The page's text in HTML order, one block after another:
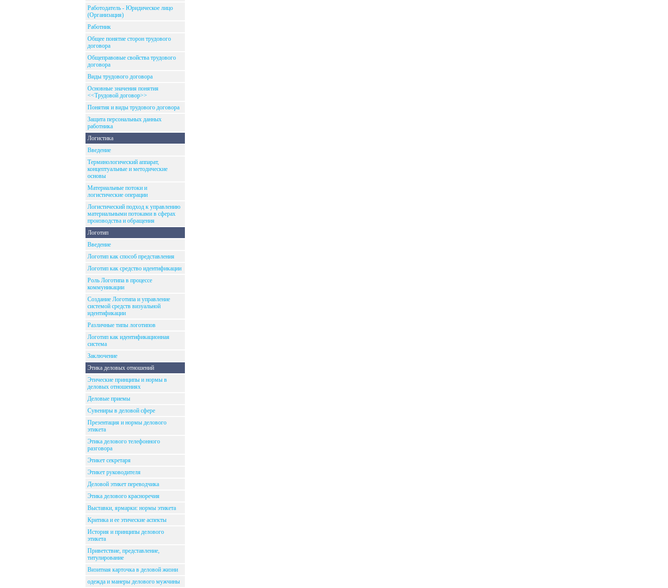
Работодатель - Юридическое лицо
(Организация)
Работник
Общее понятие сторон трудового
договора
Общеправовые свойства трудового
договора
Виды трудового договора
Основные значения понятия
<<Трудовой договор>>
Понятия и виды трудового договора
Защита персональных данных
работника
Логистика
Введение
Терминологический аппарат,
концептуальные и методические
основы
Материальные потоки и
логистические операции
Логистический подход к управлению
материальными потоками в сферах
производства и обращения
Логотип
Введение
Логотип как способ представления
Логотип как средство идентификации
Роль Логотипа в процессе
коммуникации
Создание Логотипа и управление
системой средств визуальной
идентификации
Различные типы логотипов
Логотип как идентификационная
система
Заключение
Этика деловых отношений
Этические принципы и нормы в
деловых отношениях
Деловые приемы
Сувениры в деловой сфере
Презентация и нормы делового
этикета
Этика делового телефонного
разговора
Этикет секретаря
Этикет руководителя
Деловой этикет переводчика
Этика делового красноречия
Выставки, ярмарки: нормы этикета
Критика и ее этические аспекты
История и принципы делового
этикета
Приветствие, представление,
титулирование
Визитная карточка в деловой жизни
одежда и манеры делового мужчины